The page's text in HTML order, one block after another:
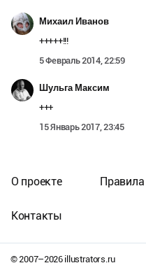
Михаил Иванов
+++++!!!
5 Февраль 2014, 22:59
Шульга Максим
+++
15 Январь 2017, 23:45
© 2007–2026illustrators.ru
О проекте Правила
Контакты